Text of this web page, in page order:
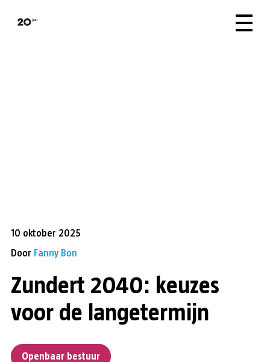
10 oktober 2025
Door Fanny Bon
Zundert 2040: keuzes
voor de langetermijn
Openbaar bestuur